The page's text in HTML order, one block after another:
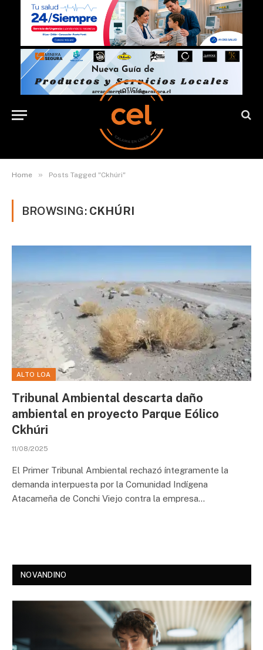
Home » Posts Tagged "Ckhúri"
BROWSING: CKHÚRI
ALTO LOA
Tribunal Ambiental descarta daño
ambiental en proyecto Parque Eólico
Ckhúri
11/08/2025
El Primer Tribunal Ambiental rechazó íntegramente la
demanda interpuesta por la Comunidad Indígena
Atacameña de Conchi Viejo contra la empresa…
NOVANDINO